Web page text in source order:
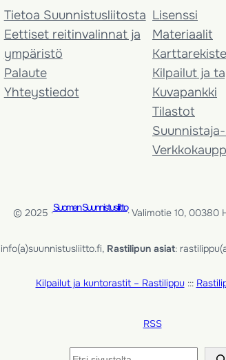
Tietoa Suunnistusliitosta
Eettiset reitinvalinnat ja
ympäristö
Palaute
Yhteystiedot
Lisenssi
Materiaalit
Kilpailut ja
Kuvapankki
Tilastot
© 2025 ·Suomen Suunnistusliitto· Valimotie 10, 00380
info(a)suunnistusliitto.fi, Rastilipun asiat:
Kilpailut ja kuntorastit – Rastilippu:::
RSS
Etsi